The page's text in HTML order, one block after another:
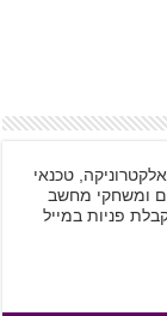
24. הנדסאי אלקטרוניקה, טכנאי
ומשחקי מחשב
פניות במייל